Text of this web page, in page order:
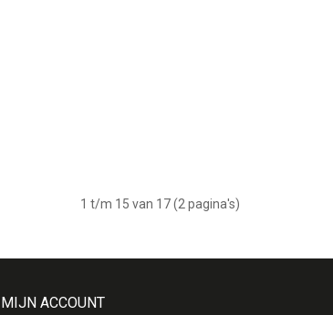
1 t/m 15 van 17 (2 pagina's)
MIJN ACCOUNT